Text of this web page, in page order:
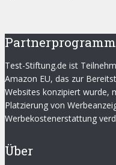
Partnerprogramm
Test-Stiftung.de ist
Amazon EU, das zur
Websites konzipiert wurde,
Platzierung von
Werbekostenerstattung
Über